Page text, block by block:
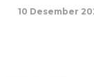
10 Desember